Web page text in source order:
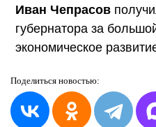
Иван Чепрасов
губернатора за
экономическое
Поделиться новостью: